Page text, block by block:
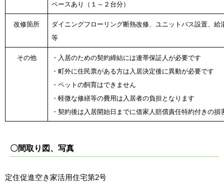
ペースあり（１～２台分）
改修箇所
ダイニングフローリング断熱改修、ユニットバス設置、
等
その他
・入居のための契約締結には連帯保証人が必要です
・町外に住民票がある方は入居決定後に異動が必要です
・ペットの飼育はできません
・軽微な修繕等の費用は入居者の負担となります
・契約後は入居開始日までに借家人賠償責任特約付きの
〇間取り図、写真
定住促進空き家活用住宅第2号